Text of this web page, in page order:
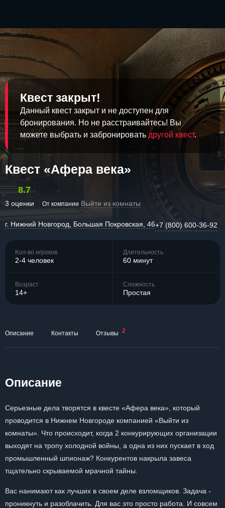
Квест закрыт!
Данный квест закрыт и не доступен для
бронирования. Но не расстраивайтесь! Вы
можете выбрать и забронировать другой квест.
Квест «Афера века»
8.7
3 оценки От компании Выйти из комнаты
г. Нижний Новгород, Большая Покровская, 46+7 (800) 600-36-92
Кол-во игроков
2-4 человек
Длительность
60 минут
Возраст
14+
Сложность
Простая
Описание Контакты Отзывы 2
Описание
Серьезные дела творятся в квесте «Афера века», который
проводится в Нижнем Новгороде компанией «Выйти из
комнаты». Что происходит, когда 2 конкурирующих организации
выходят на тропу холодной войны, а одна из них пускает в ход
промышленный шпионаж? Конкурентов накрыла завеса
тщательно скрываемой мрачной тайны.
Вас нанимают как лучших в своем деле взломщиков. Задача -
проникнуть и разоблачить. Для вас это просто работа. И совсем